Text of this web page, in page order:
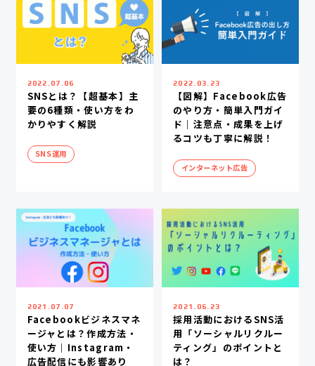
2022.07.06
SNSとは？【超基本】主
要の6種類・使い方をわ
かりやすく解説
SNS運用
2022.03.23
【図解】Facebook広告
のやり方・簡単入門ガイ
ド｜注意点・成果を上げ
るコツも丁寧に解説！
インターネット広告
2021.07.07
Facebookビジネスマネ
ージャとは？作成方法・
使い方｜Instagram・
広告配信にも影響あり
2021.06.23
採用活動におけるSNS活
用「ソーシャルリクルー
ティング」のポイントと
は？